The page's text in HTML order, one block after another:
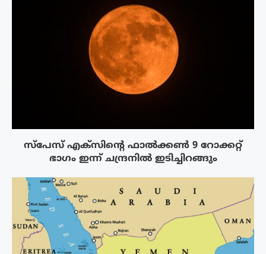
സ്‌പേസ് എക്‌സിൻ്റെ ഫാൽക്കൺ 9 റോക്കറ്റ്
ഭാഗം ഇന്ന് ചന്ദ്രനിൽ ഇടിച്ചിറങ്ങും